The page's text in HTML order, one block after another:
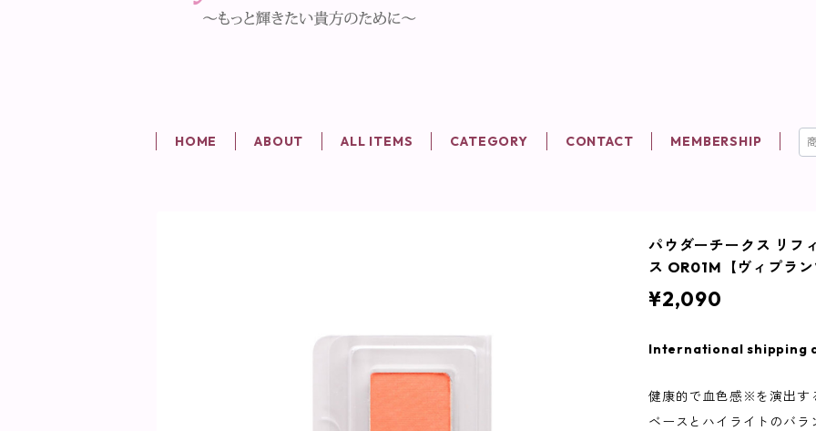
HOME ABOUT ALL ITEMS CATEGORY CONTACT MEMBERSHIP
パウダーチークス リフ
ス OR01M【ヴィプラ
¥2,090
International shipping
健康的で血色感※を演出す
ベースとハイライトのバ